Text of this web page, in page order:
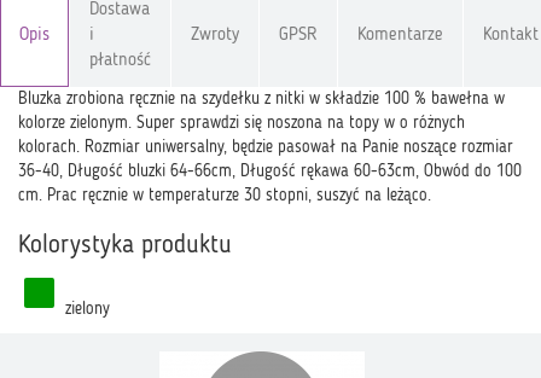
Opis
Dostawa
i
płatność
Zwroty GPSR Komentarze Kontakt
Bluzka zrobiona ręcznie na szydełku z nitki w składzie 100 % bawełna w
kolorze zielonym. Super sprawdzi się noszona na topy w o różnych
kolorach. Rozmiar uniwersalny, będzie pasował na Panie noszące rozmiar
36-40, Długość bluzki 64-66cm, Długość rękawa 60-63cm, Obwód do 100
cm. Prac ręcznie w temperaturze 30 stopni, suszyć na leżąco.
Kolorystyka produktu
zielony